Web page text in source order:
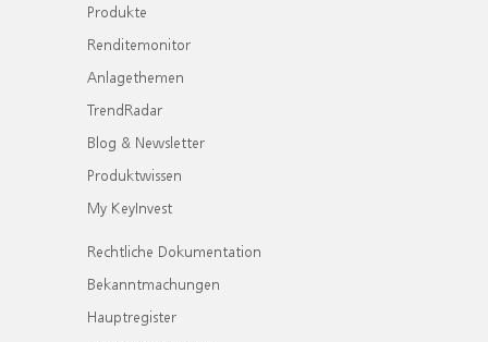
Produkte
Renditemonitor
Anlagethemen
TrendRadar
Blog & Newsletter
Produktwissen
My KeyInvest
Rechtliche Dokumentation
Bekanntmachungen
Hauptregister